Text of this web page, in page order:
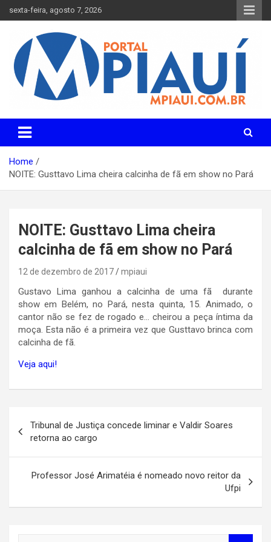
to
sexta-feira, agosto 7, 2026
Portal MPiauí
Parnaíba
Home
NOITE: Gusttavo Lima cheira calcinha de fã em show no Pará
NOITE: Gusttavo Lima cheira
calcinha de fã em show no Pará
12 de dezembro de 2017 mpiaui
Gustavo Lima ganhou a calcinha de uma fã durante
show em Belém, no Pará, nesta quinta, 15. Animado, o
cantor não se fez de rogado e… cheirou a peça íntima da
moça. Esta não é a primeira vez que Gusttavo brinca com
calcinha de fã.
Veja aqui!
de
Post
Tribunal de Justiça concede liminar e Valdir Soares
retorna ao cargo
Professor José Arimatéia é nomeado novo reitor da
Ufpi